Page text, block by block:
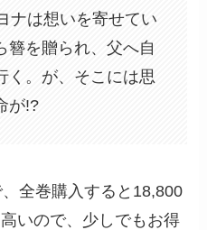
ナは想いを寄せてい
簪を贈られ、父へ自
く。が、そこには思
が!?
、全巻購入すると18,800
いので、少しでもお得